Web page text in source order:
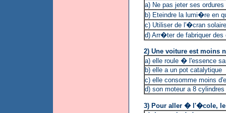
a) Ne pas jeter ses
b) Eteindre la lumi�re en
c) Utiliser de l'�cran solaire
d) Arr�ter de fabriquer
2) Une voiture est moins
a) elle roule � l'essence
b) elle a un pot catalytique
c) elle consomme moins
d) son moteur a 8
3) Pour aller � l'�cole, le